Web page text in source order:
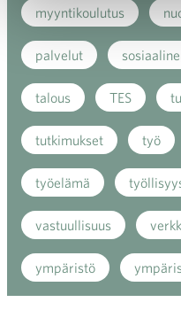
myyntikoulutus
palvelut
talous TES
tutkimukset työ
työelämä
vastuullisuus
ympäristö